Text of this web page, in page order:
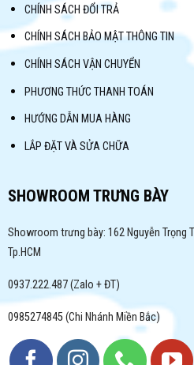
CHÍNH SÁCH ĐỔI TRẢ
CHÍNH SÁCH BẢO MẬT THÔNG TIN
CHÍNH SÁCH VẬN CHUYỂN
PHƯƠNG THỨC THANH TOÁN
HƯỚNG DẪN MUA HÀNG
LẮP ĐẶT VÀ SỬA CHỮA
SHOWROOM TRƯNG BÀY
Showroom trưng bày: 162 Nguyễn Trọng
Tp.HCM
0937.222.487 (Zalo + ĐT)
0985274845 (Chi Nhánh Miền Bắc)